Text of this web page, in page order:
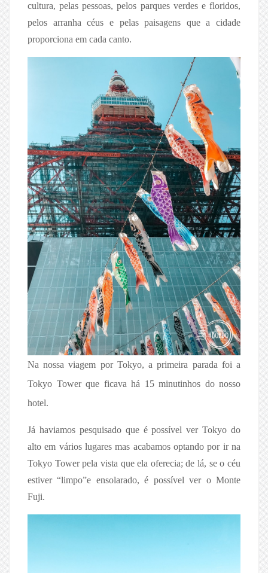
cultura, pelas pessoas, pelos parques verdes e floridos,
pelos arranha céus e pelas paisagens que a cidade
proporciona em cada canto.
Na nossa viagem por Tokyo, a primeira parada foi a
Tokyo Tower que ficava há 15 minutinhos do nosso
hotel.
Já haviamos pesquisado que é possível ver Tokyo do
alto em vários lugares mas acabamos optando por ir na
Tokyo Tower pela vista que ela oferecia; de lá, se o céu
estiver “limpo”e ensolarado, é possível ver o Monte
Fuji.